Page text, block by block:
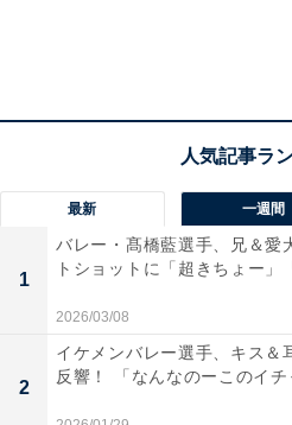
最新 一週間
1
バレー・髙橋藍選手、兄＆愛
トショットに「超きちょー」
2026/03/08
2
イケメンバレー選手、キス＆
反響！ 「なんなのーこのイ